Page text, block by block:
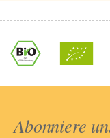
Abonniere